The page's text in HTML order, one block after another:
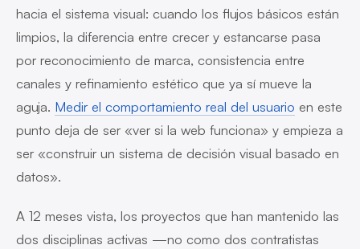
hacia el sistema visual: cuando los flujos básicos están
limpios, la diferencia entre crecer y estancarse pasa
por reconocimiento de marca, consistencia entre
canales y refinamiento estético que ya sí mueve la
aguja. Medir el comportamiento real del usuario en este
punto deja de ser «ver si la web funciona» y empieza a
ser «construir un sistema de decisión visual basado en
datos».
A 12 meses vista, los proyectos que han mantenido las
dos disciplinas activas —no como dos contratistas